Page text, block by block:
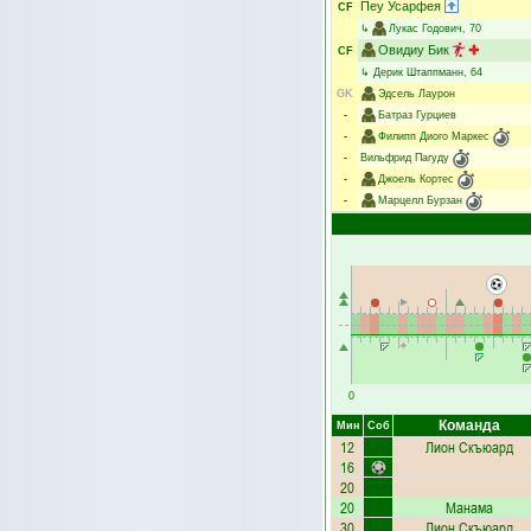
CF Пеу Усарфея
↳ Лукас Годович, 70
CF
Овидиу Бик
↳ Дерик Штаппманн, 64
GK
Эдсель Лаурон
-
Батраз Гурциев
-
Филипп Диого Маркес
-
Вильфрид Пагуду
-
Джоель Кортес
-
Марцелл Бурзан
0
Мин Соб Команда
12
Лион Скъюард
16
20
20
Манама